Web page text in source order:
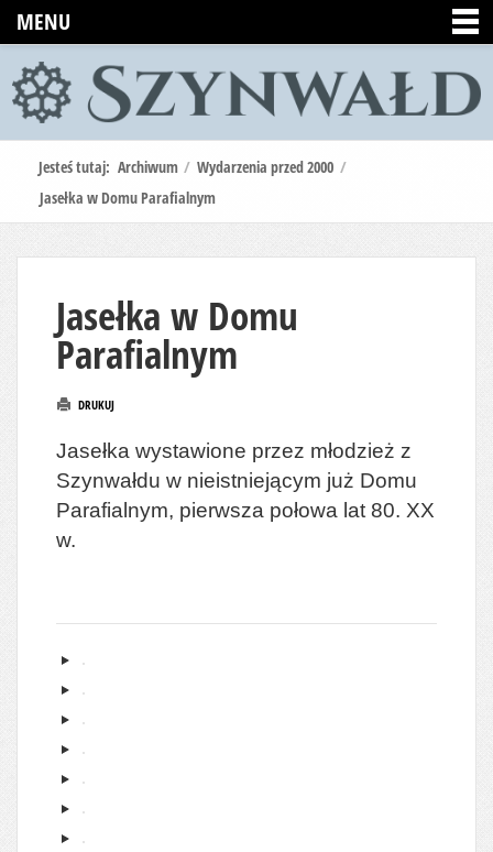
MENU
Jesteś tutaj: Archiwum / Wydarzenia przed 2000 /
Jasełka w Domu Parafialnym
Jasełka w Domu
Parafialnym
DRUKUJ
Jasełka wystawione przez młodzież z
Szynwałdu w nieistniejącym już Domu
Parafialnym, pierwsza połowa lat 80. XX
w.